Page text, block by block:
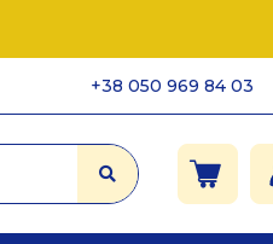
+38 050 969 84 03